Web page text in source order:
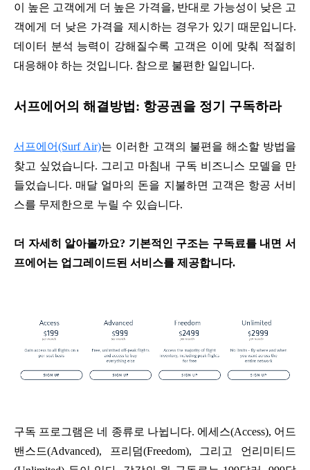
이 높은 고객에게 더 높은 가격을, 반대로 가능성이 낮은 고
객에게 더 낮은 가격을 제시하는 경우가 있기 때문입니다.
데이터 분석 능력이 강해질수록 고객은 이에 맞춰 적절히
대응해야 하는 것입니다. 참으로 불편한 일입니다.
서프에어의 해결방법: 항공권을 정기 구독하라
서프에어(Surf Air)는 이러한 고객의 불편을 해소할 방법을
찾고 싶었습니다. 그리고 마침내 구독 비즈니스 모델을 만
들었습니다. 매달 얼마의 돈을 지불하면 고객은 항공 서비
스를 무제한으로 누릴 수 있습니다.
더 자세히 알아볼까요? 기본적인 구조는 구독료를 내면 서
프에어는 업그레이드된 서비스를 제공합니다.
구독 프로그램은 네 종류로 나뉩니다. 에세스(Access), 어드
밴스드(Advanced), 프리덤(Freedom), 그리고 언리미티드